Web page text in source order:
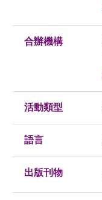
合辦機構
活動類型
語言
出版刊物